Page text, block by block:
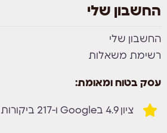
החשבון שלי
החשבון שלי
רשימת משאלות
עסק בטוח ומאומת:
ציון 4.9 בGoogle ו-217 ביקורות